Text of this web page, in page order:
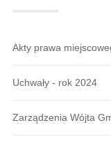
Akty prawa
Uchwały - rok 2024
Zarządzenia Wójta